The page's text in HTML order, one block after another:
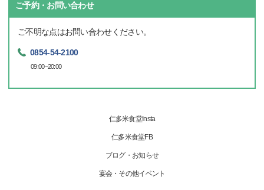
ご予約・お問い合わせ
ご不明な点はお問い合わせください。
0854-54-2100
09:00~20:00
仁多米食堂Insta
仁多米食堂FB
ブログ・お知らせ
宴会・その他イベント